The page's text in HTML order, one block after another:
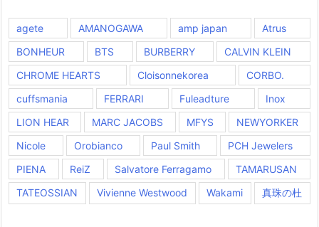
agete AMANOGAWA amp japan
Atrus
BONHEUR
BTS BURBERRY
CALVIN KLEIN
CHROME HEARTS
Cloisonnekorea
CORBO.
cuffsmania
FERRARI Fuleadture
Inox
LION HEAR
MARC JACOBS MFYS
NEWYORKER
Nicole
Orobianco Paul Smith
PCH Jewelers
PIENA
ReiZ Salvatore Ferragamo
TAMARUSAN
TATEOSSIAN
Vivienne Westwood Wakami 真珠の杜